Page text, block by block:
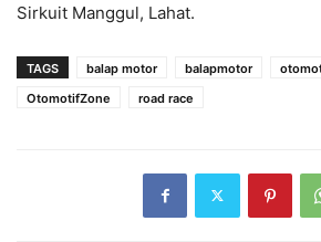
Sirkuit Manggul, Lahat.
TAGS balap motor balapmotor
OtomotifZone
road race